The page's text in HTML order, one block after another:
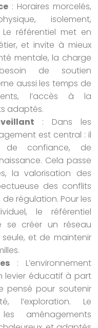
: Horaires morcelés,
isolement,
référentiel met en
et invite à mieux
mentale, la charge
de soutien
aussi les temps de
l’accès à la
adaptés.
: Dans les
est central : il
confiance, de
Cela passe
la valorisation des
des conflits
régulation. Pour les
le référentiel
se créer un réseau
et de maintenir
: L’environnement
levier éducatif à part
pensé pour soutenir
l’exploration. Le
aménagements